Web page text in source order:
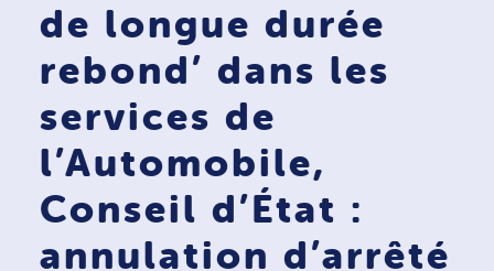
de longue durée
rebond’ dans les
services de
l’Automobile,
Conseil d’État :
annulation d’arrêté